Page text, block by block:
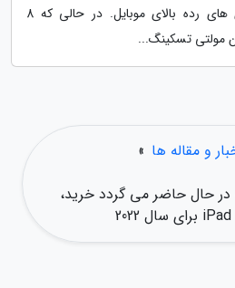
پیشرفت های اخیر در بازی های رده بالای موبایل. در حالی که 8
مولتی تسکینگ...
و مقاله ها »
حال حاضر می گردد خرید،